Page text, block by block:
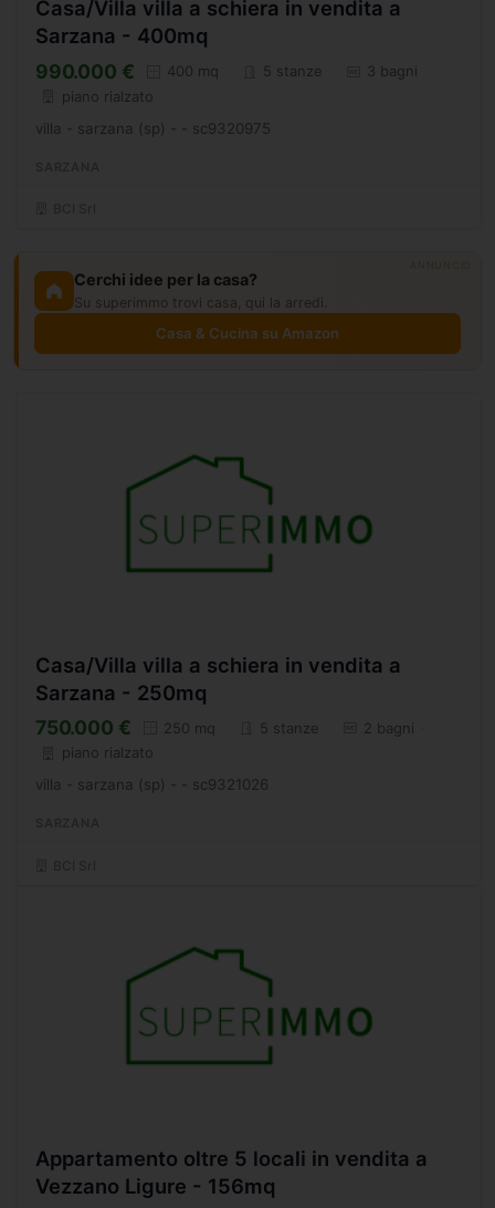
Casa/Villa villa a schiera in vendita a
Sarzana - 400mq
990.000 € 400 mq 5 stanze
3 bagni
piano rialzato
villa - sarzana (sp) - - sc9320975
Cerchi idee per la casa?
Su superimmo trovi casa, qui la arredi.
Casa & Cucina su Amazon
Casa/Villa villa a schiera in vendita a
Sarzana - 250mq
750.000 € 250 mq 5 stanze
2 bagni
piano rialzato
villa - sarzana (sp) - - sc9321026
Appartamento oltre 5 locali in vendita a
Vezzano Ligure - 156mq